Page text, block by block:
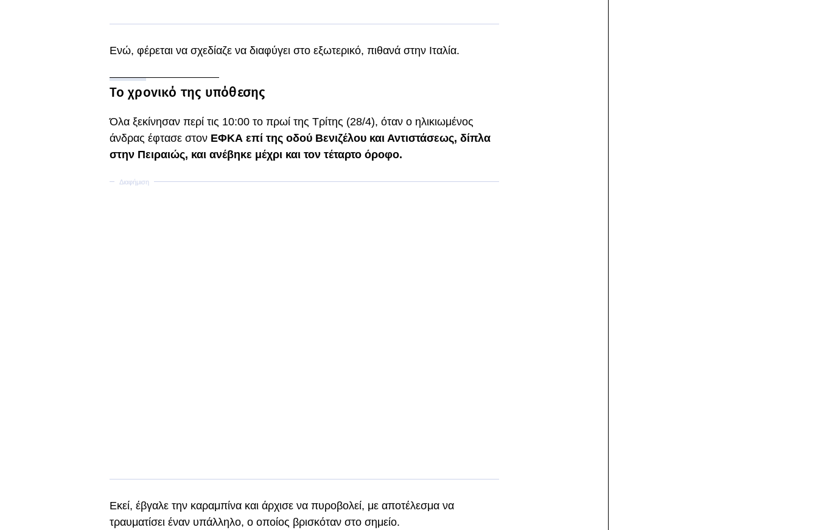
Ενώ, φέρεται να σχεδίαζε να διαφύγει στο εξωτερικό, πιθανά στην Ιταλία.
Το χρονικό της υπόθεσης
Όλα ξεκίνησαν περί τις 10:00 το πρωί της Τρίτης (28/4), όταν ο ηλικιωμένος
άνδρας έφτασε στον ΕΦΚΑ επί της οδού Βενιζέλου και Αντιστάσεως, δίπλα
στην Πειραιώς, και ανέβηκε μέχρι και τον τέταρτο όροφο.
Εκεί, έβγαλε την καραμπίνα και άρχισε να πυροβολεί, με αποτέλεσμα να
τραυματίσει έναν υπάλληλο, ο οποίος βρισκόταν στο σημείο.